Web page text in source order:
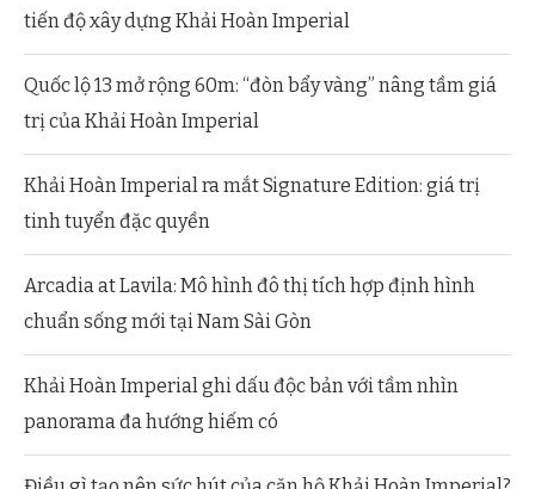
tiến độ xây dựng Khải Hoàn Imperial
Quốc lộ 13 mở rộng 60m: “đòn bẩy vàng” nâng tầm giá
trị của Khải Hoàn Imperial
Khải Hoàn Imperial ra mắt Signature Edition: giá trị
tinh tuyển đặc quyền
Arcadia at Lavila: Mô hình đô thị tích hợp định hình
chuẩn sống mới tại Nam Sài Gòn
Khải Hoàn Imperial ghi dấu độc bản với tầm nhìn
panorama đa hướng hiếm có